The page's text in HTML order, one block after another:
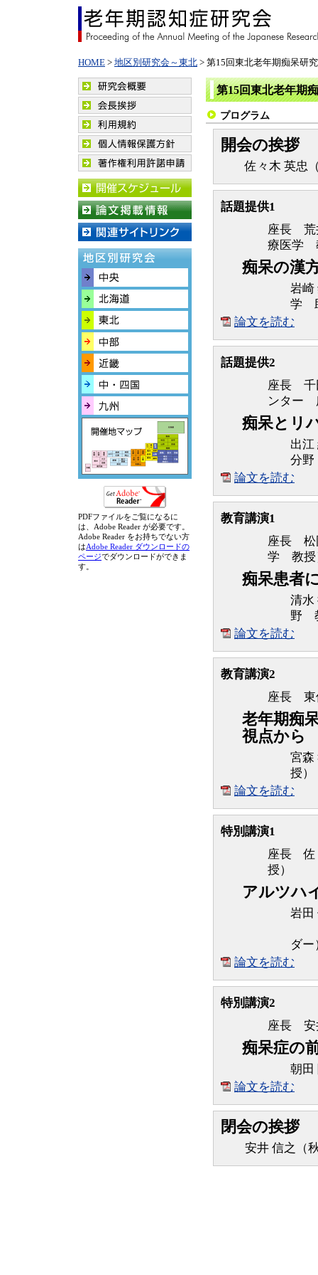
HOME > 地区別研究会～東北 > 第15回東北老年期痴呆研
第15回東北老年期
プログラム
開会の挨拶
佐々木 英忠（
話題提供1
座長 荒
療医学
痴呆の漢
岩
学
論文を読む
話題提供2
座長 千
ンター
痴呆とリ
出
分
論文を読む
教育講演1
座長 松
学 教授
痴呆患者
清水
野
論文を読む
教育講演2
座長 東
老年期痴
視点から
宮
授）
論文を読む
特別講演1
座長 佐
授）
アルツハ
岩田
ダー
論文を読む
特別講演2
座長 安
痴呆症の
朝
論文を読む
閉会の挨拶
安井 信之（秋
PDFファイルをご覧になるに
は、Adobe Reader が必要です。
Adobe Reader をお持ちでない方
はAdobe Reader ダウンロードの
ページでダウンロードができま
す。